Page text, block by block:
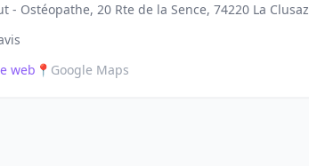
- Ostéopathe, 20 Rte de la Sence, 74220 La Clusaz
web 📍 Google Maps